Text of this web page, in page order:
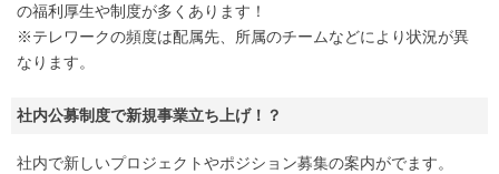
の福利厚生や制度が多くあります！
※テレワークの頻度は配属先、所属のチームなどにより状況が異
なります。
社内公募制度で新規事業立ち上げ！？
社内で新しいプロジェクトやポジション募集の案内がでます。